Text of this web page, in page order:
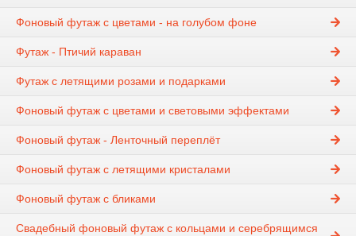
Фоновый футаж с цветами - на голубом фоне
Футаж - Птичий караван
Футаж с летящими розами и подарками
Фоновый футаж с цветами и световыми эффектами
Фоновый футаж - Ленточный переплёт
Фоновый футаж с летящими кристалами
Фоновый футаж с бликами
Свадебный фоновый футаж с кольцами и серебрящимся